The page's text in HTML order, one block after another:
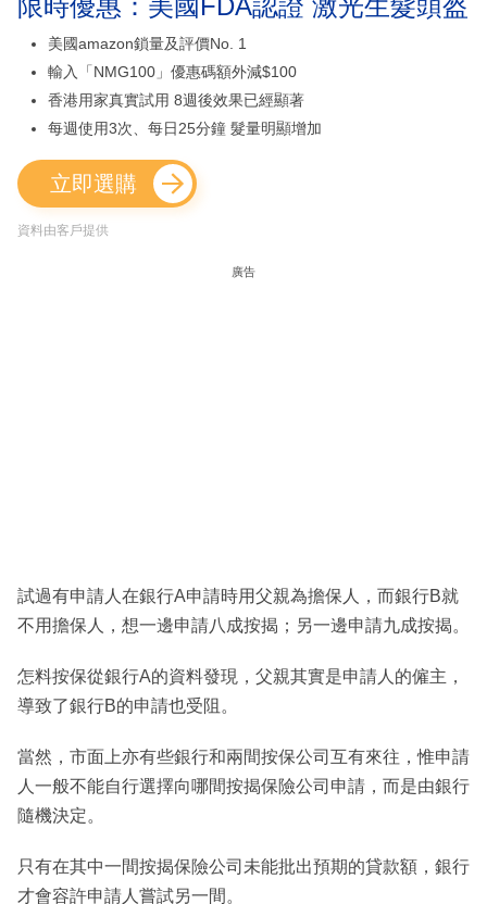
限時優惠：美國FDA認證 激光生髮頭盔
美國amazon鎖量及評價No. 1
輸入「NMG100」優惠碼額外減$100
香港用家真實試用 8週後效果已經顯著
每週使用3次、每日25分鐘 髮量明顯增加
立即選購
資料由客戶提供
廣告
試過有申請人在銀行A申請時用父親為擔保人，而銀行B就
不用擔保人，想一邊申請八成按揭；另一邊申請九成按揭。
怎料按保從銀行A的資料發現，父親其實是申請人的僱主，
導致了銀行B的申請也受阻。
當然，市面上亦有些銀行和兩間按保公司互有來往，惟申請
人一般不能自行選擇向哪間按揭保險公司申請，而是由銀行
隨機決定。
只有在其中一間按揭保險公司未能批出預期的貸款額，銀行
才會容許申請人嘗試另一間。